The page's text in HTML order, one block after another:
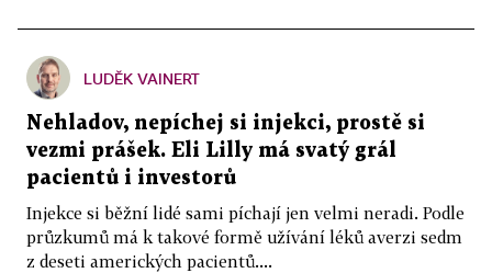
LUDĚK VAINERT
Nehladov, nepíchej si injekci, prostě si
vezmi prášek. Eli Lilly má svatý grál
pacientů i investorů
Injekce si běžní lidé sami píchají jen velmi neradi. Podle
průzkumů má k takové formě užívání léků averzi sedm
z deseti amerických pacientů....